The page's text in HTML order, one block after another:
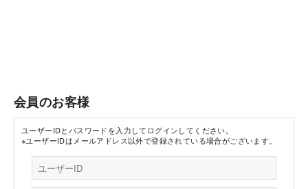
会員のお客様
ユーザーIDとパスワードを入力してログインしてください。
※ユーザーIDはメールアドレス以外で登録されている場合がございます。